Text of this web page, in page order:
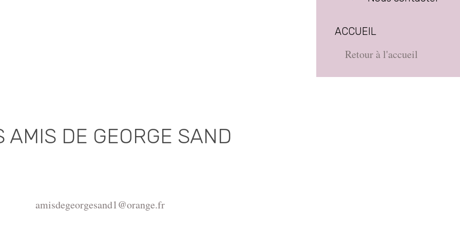
ACCUEIL
Retour à l'accueil
AMIS DE GEORGE SAND
amisdegeorgesand1@orange.fr